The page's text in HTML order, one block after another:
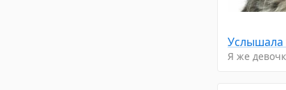
Я же